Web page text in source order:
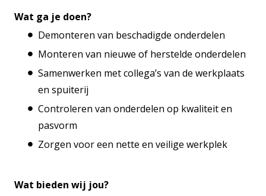
Wat ga je doen?
Demonteren van beschadigde onderdelen
Monteren van nieuwe of herstelde onderdelen
Samenwerken met collega’s van de werkplaats
en spuiterij
Controleren van onderdelen op kwaliteit en
pasvorm
Zorgen voor een nette en veilige werkplek
Wat bieden wij jou?